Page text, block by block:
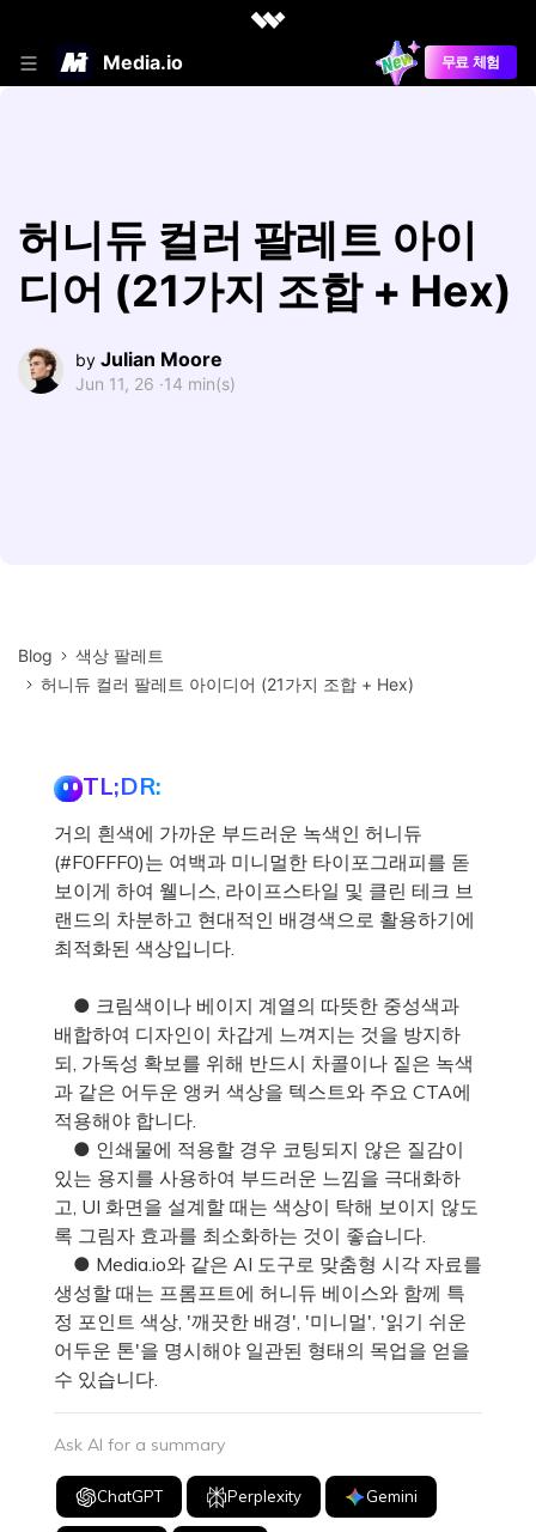
Media.io 무료 체험
허니듀 컬러 팔레트 아이
디어 (21가지 조합 + Hex)
by Julian Moore
Jun 11, 26 ·14 min(s)
Blog
색상 팔레트
허니듀 컬러 팔레트 아이디어 (21가지 조합 + Hex)
TL;DR:
거의 흰색에 가까운 부드러운 녹색인 허니듀
(#F0FFF0)는 여백과 미니멀한 타이포그래피를 돋
보이게 하여 웰니스, 라이프스타일 및 클린 테크 브
랜드의 차분하고 현대적인 배경색으로 활용하기에
최적화된 색상입니다.
● 크림색이나 베이지 계열의 따뜻한 중성색과
배합하여 디자인이 차갑게 느껴지는 것을 방지하
되, 가독성 확보를 위해 반드시 차콜이나 짙은 녹색
과 같은 어두운 앵커 색상을 텍스트와 주요 CTA에
적용해야 합니다.
● 인쇄물에 적용할 경우 코팅되지 않은 질감이
있는 용지를 사용하여 부드러운 느낌을 극대화하
고, UI 화면을 설계할 때는 색상이 탁해 보이지 않도
록 그림자 효과를 최소화하는 것이 좋습니다.
● Media.io와 같은 AI 도구로 맞춤형 시각 자료를
생성할 때는 프롬프트에 허니듀 베이스와 함께 특
정 포인트 색상, '깨끗한 배경', '미니멀', '읽기 쉬운
어두운 톤'을 명시해야 일관된 형태의 목업을 얻을
수 있습니다.
Ask AI for a summary
ChatGPT Perplexity Gemini